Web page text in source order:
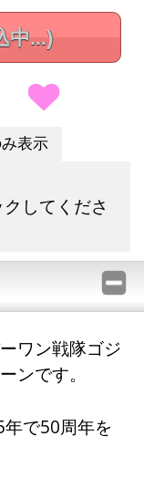
中...)
表示
してくださ
ワン戦隊ゴジ
ンです。
で50周年を